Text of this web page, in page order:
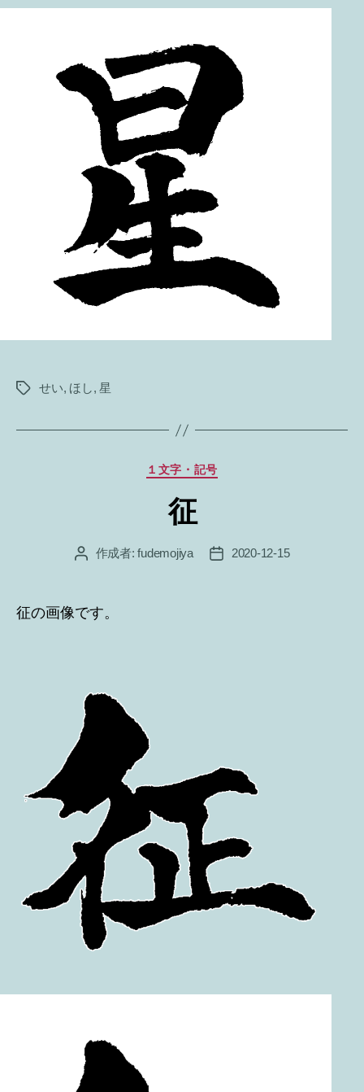
タ
せい, ほし, 星
カ
ゴ
リ
１文字・記号
征
投 作成者:fudemojiya
投
2020-12-15
征の画像です。